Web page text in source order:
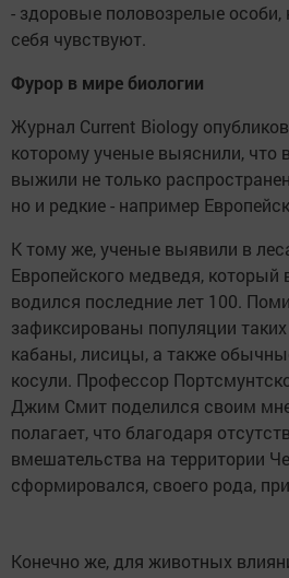
- здоровые половозрелые особи,
себя чувствуют.
Фурор в мире биологии
Журнал Current Biology
которому ученые выяснили, что
выжили не только
но и редкие - например
К тому же, ученые выявили в
Европейского медведя, который
водился последние лет 100.
зафиксированы популяции
кабаны, лисицы, а также
косули. Профессор
Джим Смит поделился своим
полагает, что благодаря
вмешательства на территории
сформировался, своего рода,
Конечно же, для животных